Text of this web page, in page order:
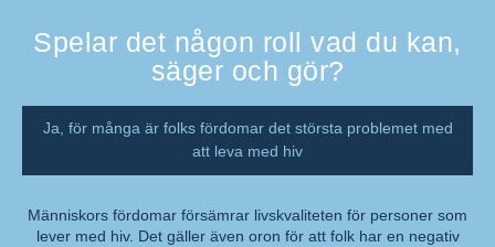
Spelar det någon roll vad du kan,
säger och gör?
Ja, för många är folks fördomar det största problemet med
att leva med hiv
Människors fördomar försämrar livskvaliteten för personer som
lever med hiv. Det gäller även oron för att folk har en negativ